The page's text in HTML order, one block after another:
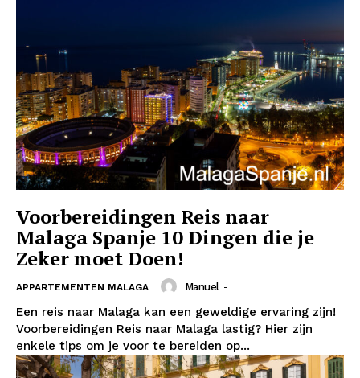
Voorbereidingen Reis naar
Malaga Spanje 10 Dingen die je
Zeker moet Doen!
APPARTEMENTEN MALAGA Manuel -
Een reis naar Malaga kan een geweldige ervaring zijn!
Voorbereidingen Reis naar Malaga lastig? Hier zijn
enkele tips om je voor te bereiden op...